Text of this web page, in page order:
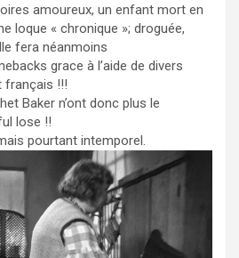
amoureux, un enfant mort en
loque « chronique »; droguée,
fera néanmoins
grace à l’aide de divers
français !!!
Baker n’ont donc plus le
lose !!
pourtant intemporel.